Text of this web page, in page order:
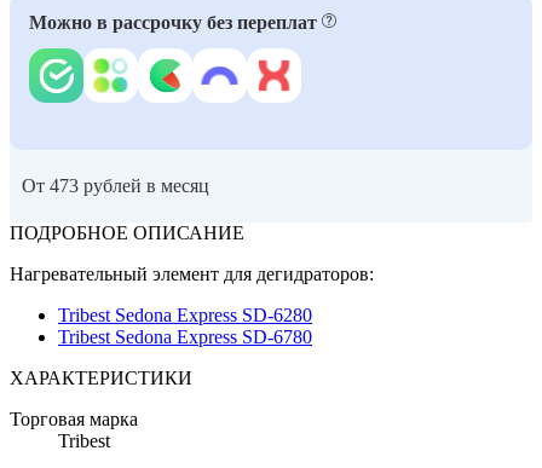
Можно в рассрочку без переплат
От 473 рублей в месяц
ПОДРОБНОЕ ОПИСАНИЕ
Нагревательный элемент для дегидраторов:
Tribest Sedona Express SD-6280
Tribest Sedona Express SD-6780
ХАРАКТЕРИСТИКИ
Торговая марка
Tribest